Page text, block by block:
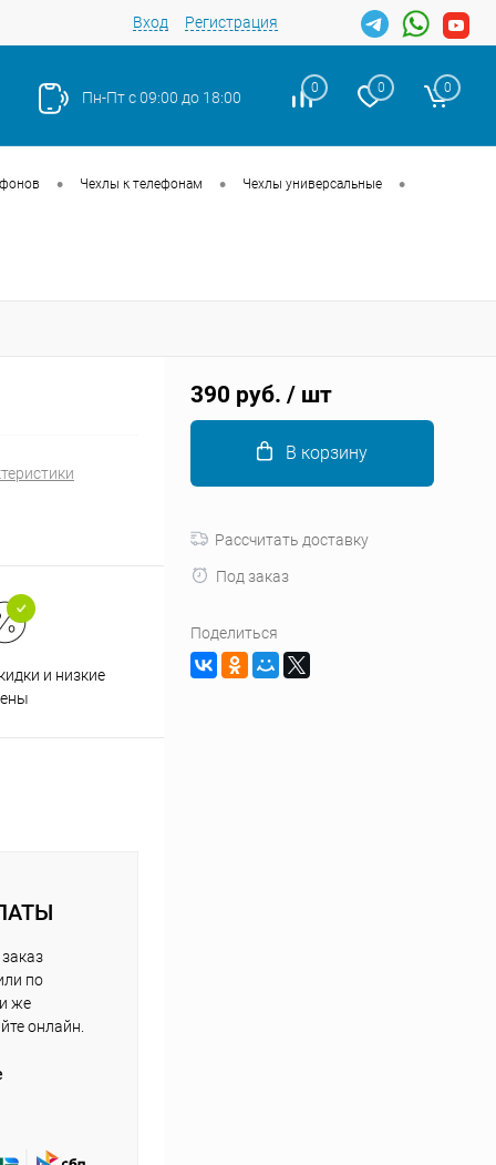
Вход Регистрация
Пн-Пт с 09:00 до 18:00
0 0 0
• Чехлы к телефонам • Чехлы универсальные •
и низкие
по
же
онлайн.
390 руб. / шт
В корзину
Рассчитать доставку
Под заказ
Поделиться